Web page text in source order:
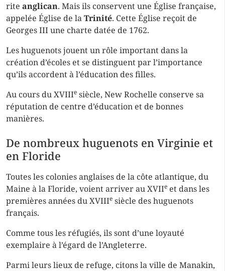
rite anglican. Mais ils conservent une Église française,
appelée Église de laTrinité. Cette Église reçoit de
Georges III une charte datée de 1762.
Les huguenots jouent un rôle important dans la
création d’écoles et se distinguent par l’importance
qu’ils accordent à l’éducation des filles.
Au cours du XVIIIe siècle, New Rochelle conserve sa
réputation de centre d’éducation et de bonnes
manières.
De nombreux huguenots en Virginie et
en Floride
Toutes les colonies anglaises de la côte atlantique, du
Maine à la Floride, voient arriver au XVIIe et dans les
premières années du XVIIIe siècle des huguenots
français.
Comme tous les réfugiés, ils sont d’une loyauté
exemplaire à l’égard de l’Angleterre.
Parmi leurs lieux de refuge, citons la ville de Manakin,